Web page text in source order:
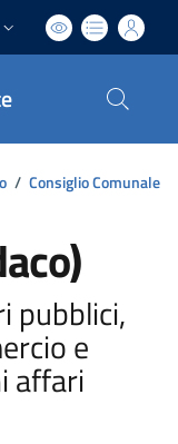
attiva:
/ Consiglio Comunale
pubblici,
e
affari